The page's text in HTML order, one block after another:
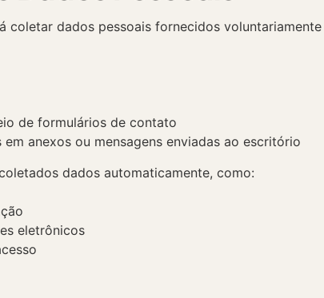
coletar dados pessoais fornecidos
de formulários de contato
anexos ou mensagens enviadas ao escritório
dados automaticamente, como:
eletrônicos